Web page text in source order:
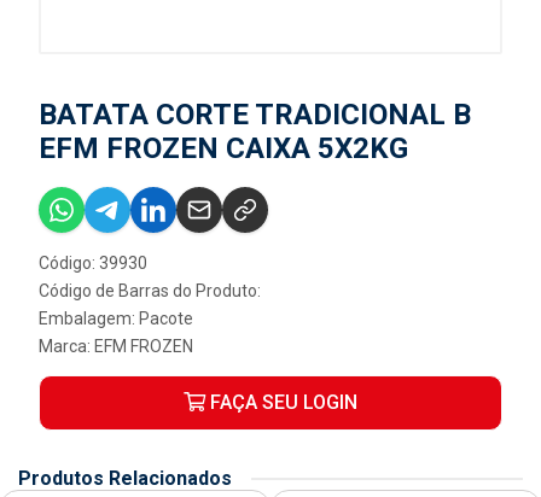
BATATA CORTE TRADICIONAL B
EFM FROZEN CAIXA 5X2KG
Código: 39930
Código de Barras do Produto:
Embalagem: Pacote
Marca: EFM FROZEN
FAÇA SEU LOGIN
Produtos Relacionados